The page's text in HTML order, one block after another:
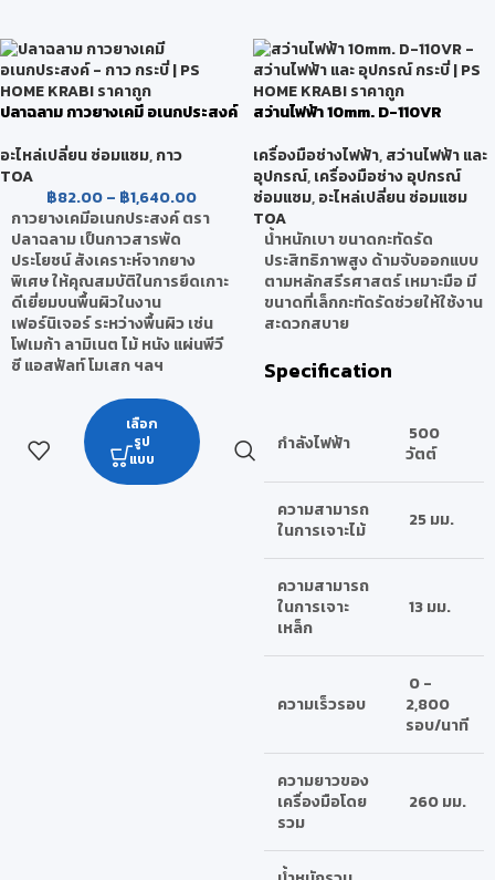
ปลาฉลาม กาวยางเคมี อเนกประสงค์
อะไหล่เปลี่ยน ซ่อมแซม,กาว
TOA
฿82.00 – ฿1,640.00
กาวยางเคมีอเนกประสงค์ ตรา
ปลาฉลาม เป็นกาวสารพัด
ประโยชน์ สังเคราะห์จากยาง
พิเศษ ให้คุณสมบัติในการยึดเกาะ
ดีเยี่ยมบนพื้นผิวในงาน
เฟอร์นิเจอร์ ระหว่างพื้นผิว เช่น
โฟเมก้า ลามิเนต ไม้ หนัง แผ่นพีวี
ซี แอสฟัลท์ โมเสก ฯลฯ
เลือก
รูป
แบบ
สว่านไฟฟ้า 10mm. D-110VR
เครื่องมือช่างไฟฟ้า,สว่านไฟฟ้า และ
อุปกรณ์,เครื่องมือช่าง อุปกรณ์
ซ่อมแซม,อะไหล่เปลี่ยน ซ่อมแซม
TOA
น้ำหนักเบา ขนาดกะทัดรัด
ประสิทธิภาพสูง ด้ามจับออกแบบ
ตามหลักสรีรศาสตร์ เหมาะมือ มี
ขนาดที่เล็กกะทัดรัดช่วยให้ใช้งาน
สะดวกสบาย
Specification
กำลังไฟฟ้า
500
วัตต์
ความสามารถ
ในการเจาะไม้
25 มม.
ความสามารถ
ในการเจาะ
เหล็ก
13 มม.
ความเร็วรอบ
0 -
2,800
รอบ/นาที
ความยาวของ
เครื่องมือโดย
รวม
260 มม.